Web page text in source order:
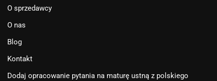
O sprzedawcy
O nas
Blog
Kontakt
Dodaj opracowanie pytania na maturę ustną z polskiego